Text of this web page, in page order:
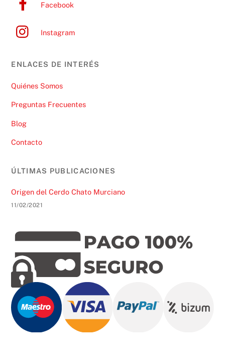
Facebook
Instagram
ENLACES DE INTERÉS
Quiénes Somos
Preguntas Frecuentes
Blog
Contacto
ÚLTIMAS PUBLICACIONES
Origen del Cerdo Chato Murciano
11/02/2021